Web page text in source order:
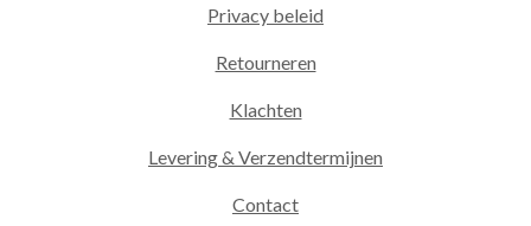
Privacy beleid
Retourneren
Klachten
Levering & Verzendtermijnen
Contact